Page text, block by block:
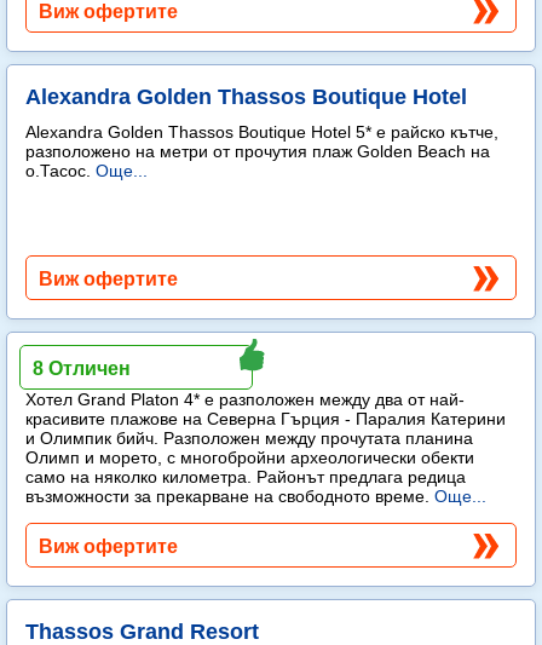
Виж офертите
Alexandra Golden Thassos Boutique Hotel
Alexandra Golden Thassos Boutique Hotel 5* е райско кътче,
разположено на метри от прочутия плаж Golden Beach на
о.Тасос. Още...
Виж офертите
Grand Platon
Хотел Grand Platon 4* е разположен между два от най-
красивите плажове на Северна Гърция - Паралия Катерини
и Олимпик бийч. Разположен между прочутата планина
Олимп и морето, с многобройни археологически обекти
само на няколко километра. Районът предлага редица
възможности за прекарване на свободното време. Още...
8 Отличен
Виж офертите
Thassos Grand Resort